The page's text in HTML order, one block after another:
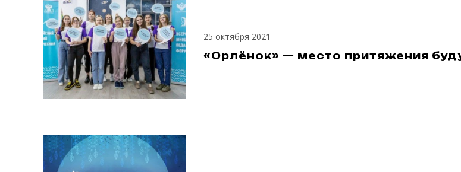
25 октября 2021
«Орлёнок» — место притяжения